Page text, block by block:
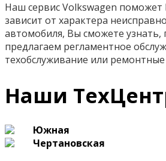
Наш сервис Volkswagen поможет
зависит от характера
автомобиля, Вы сможете узнать,
предлагаем регламентное
техобслуживание или
Наши
Южная
Чертановская